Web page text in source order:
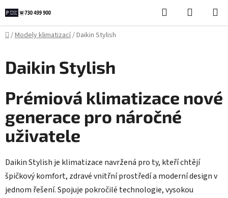
na
obsah
Hledat
KOŠÍK
Domů
/Modely klimatizací/Daikin Stylish
Daikin Stylish
Prémiová klimatizace nové
generace pro náročné
uživatele
Daikin Stylish je klimatizace navržená pro ty, kteří chtějí
špičkový komfort, zdravé vnitřní prostředí a moderní design v
jednom řešení. Spojuje pokročilé technologie, vysokou